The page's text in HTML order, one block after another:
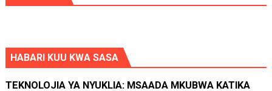
HABARI KUU KWA SASA
TEKNOLOJIA YA NYUKLIA: MSAADA MKUBWA KATIKA